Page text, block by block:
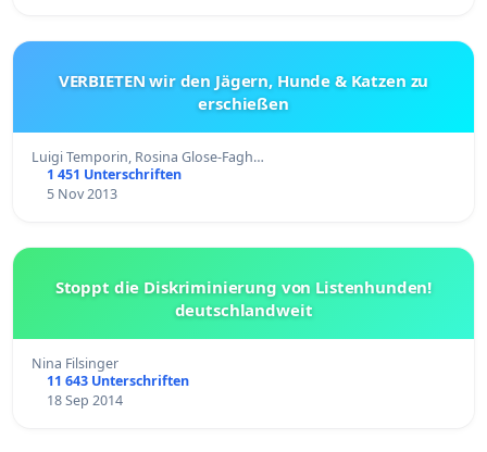
VERBIETEN wir den Jägern, Hunde & Katzen zu
erschießen
Luigi Temporin, Rosina Glose-Fagh…
1 451 Unterschriften
5 Nov 2013
Stoppt die Diskriminierung von Listenhunden!
deutschlandweit
Nina Filsinger
11 643 Unterschriften
18 Sep 2014